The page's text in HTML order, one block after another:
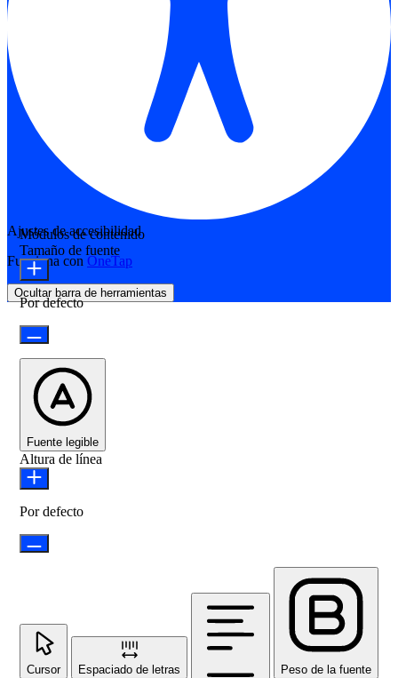
Ajustes de accesibilidad
Funciona con OneTap
Ocultar barra de herramientas
Módulos de contenido
Tamaño de fuente
Por defecto
Fuente legible
Altura de línea
Por defecto
Cursor Espaciado de letras Peso de la fuente